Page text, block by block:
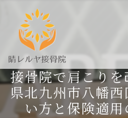
接骨院で肩こり
県北九州市八幡
い方と保険適